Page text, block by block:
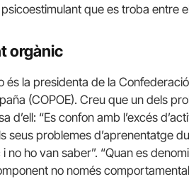
que es troba entre
orgànic
és la presidenta de la
(COPOE). Creu que un dels
d’ell: “Es confon amb l’excés
seus problemes d’aprenentatge
no ho van saber”. “Quan es
no només